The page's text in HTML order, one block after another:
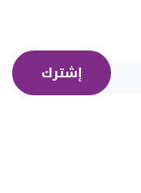
إشترك